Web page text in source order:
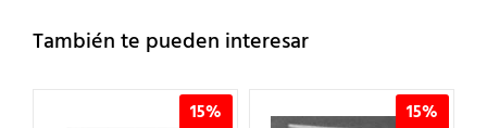
También te pueden interesar
15% 15%